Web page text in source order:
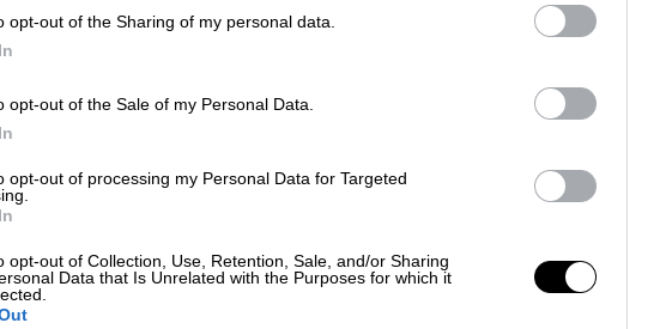
opt-out of the Sharing of my personal data.
opt-out of the Sale of my Personal Data.
opt-out of processing my Personal Data for Targeted
opt-out of Collection, Use, Retention, Sale, and/or Sharing
Data that Is Unrelated with the Purposes for which it
το 1990 από έναν αγρότη, τον Χο
14 Απριλίου 2009 από μια βρετανική
σημαίνει Ορεινός ποταμός. Οι
από 2 έως 5 εκατ. χρόνια
να μπει μέσα στην ανεξερεύνητη
μετά συνόδευσε τουςΧάουαρντ και